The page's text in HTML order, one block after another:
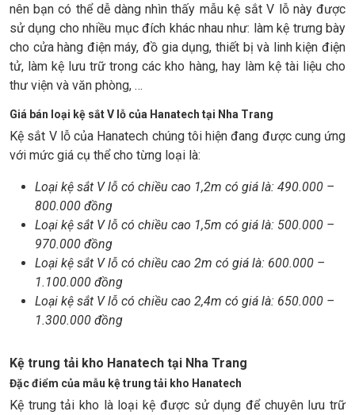
nên bạn có thể dễ dàng nhìn thấy mẫu kệ sắt V lỗ này được
sử dụng cho nhiều mục đích khác nhau như: làm kệ trưng bày
cho cửa hàng điện máy, đồ gia dụng, thiết bị và linh kiện điện
tử, làm kệ lưu trữ trong các kho hàng, hay làm kệ tài liệu cho
thư viện và văn phòng, …
Giá bán loại kệ sắt V lỗ của Hanatech tại Nha Trang
Kệ sắt V lỗ của Hanatech chúng tôi hiện đang được cung ứng
với mức giá cụ thể cho từng loại là:
Loại kệ sắt V lỗ có chiều cao 1,2m có giá là: 490.000 –
800.000 đồng
Loại kệ sắt V lỗ có chiều cao 1,5m có giá là: 500.000 –
970.000 đồng
Loại kệ sắt V lỗ có chiều cao 2m có giá là: 600.000 –
1.100.000 đồng
Loại kệ sắt V lỗ có chiều cao 2,4m có giá là: 650.000 –
1.300.000 đồng
Kệ trung tải kho Hanatech tại Nha Trang
Đặc điểm của mẫu kệ trung tải kho Hanatech
Kệ trung tải kho là loại kệ được sử dụng để chuyên lưu trữ